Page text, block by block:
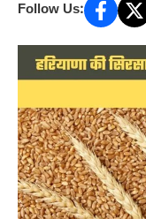
Follow Us: